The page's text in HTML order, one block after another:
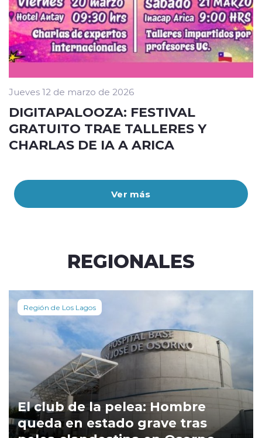
Ver más
Jueves 12 de marzo de 2026
DIGITAPALOOZA: FESTIVAL
GRATUITO TRAE TALLERES Y
CHARLAS DE IA A ARICA
REGIONALES
Región de Los Lagos
El club de la pelea: Hombre
queda en estado grave tras